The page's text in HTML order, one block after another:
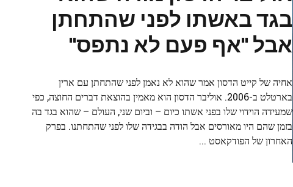
בגד באשתו לפני שהתחתן
אבל "אף פעם לא נתפס"
אחיה של קייט הדסון אמר שהוא לא נאמן לפני שהתחתן עם ארין
בארטלט ב-2006. אוליבר הדסון הוא מאמין בהוצאת דברים החוצה, כפי
שמעידה הוידוי שלו בפני אשתו כיום – וביום שני, העולם – שהוא בגד בה
בזמן שהם היו מאורסים אבל הודה בבגידה שלו לפני שהתחתנו. בפרק
האחרון של הפודקאסט ...